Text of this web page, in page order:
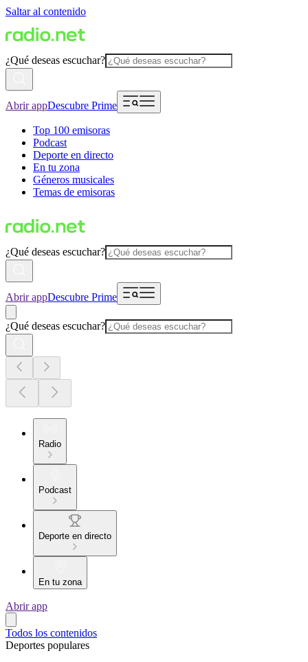
Saltar al contenido
¿Qué deseas escuchar?
Abrir appDescubre Prime
Top 100 emisoras
Podcast
Deporte en directo
En tu zona
Géneros musicales
Temas de emisoras
¿Qué deseas escuchar?
Abrir appDescubre Prime
¿Qué deseas escuchar?
Radio
Podcast
Deporte en directo
En tu zona
Abrir app
Todos los contenidos
Deportes populares